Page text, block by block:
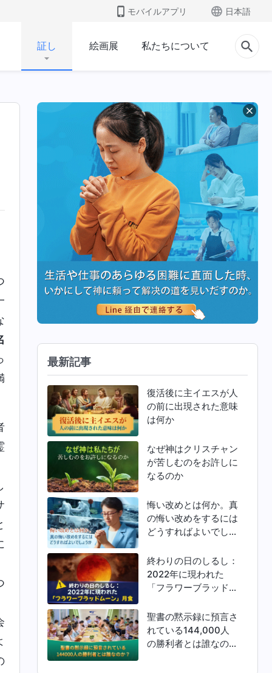
モバイルアプリ 日本語
証し 絵画展 私たちについて
最新記事
復活後に主イエスが人
の前に出現された意味
は何か
なぜ神はクリスチャン
が苦しむのをお許しに
なるのか
悔い改めとは何か。真
の悔い改めをするには
どうすればよいでしょ
終わりの日のしるし：
2022年に現われた
「フラワーブラッドム
聖書の黙示録に預言さ
れている144,000人
の勝利者とは誰なの